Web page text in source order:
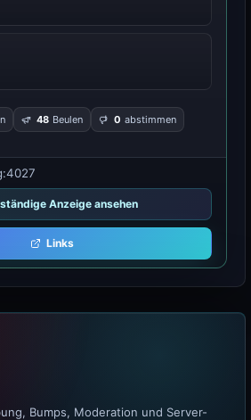
48 Beulen 0 abstimmen
Anzeige ansehen
Links
Bumps, Moderation und Server-